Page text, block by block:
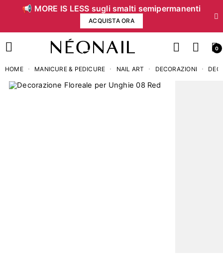
📢 MORE IS LESS sugli smalti semipermanenti
ACQUISTA ORA
0
HOME MANICURE & PEDICURE NAIL ART DECORAZIONI